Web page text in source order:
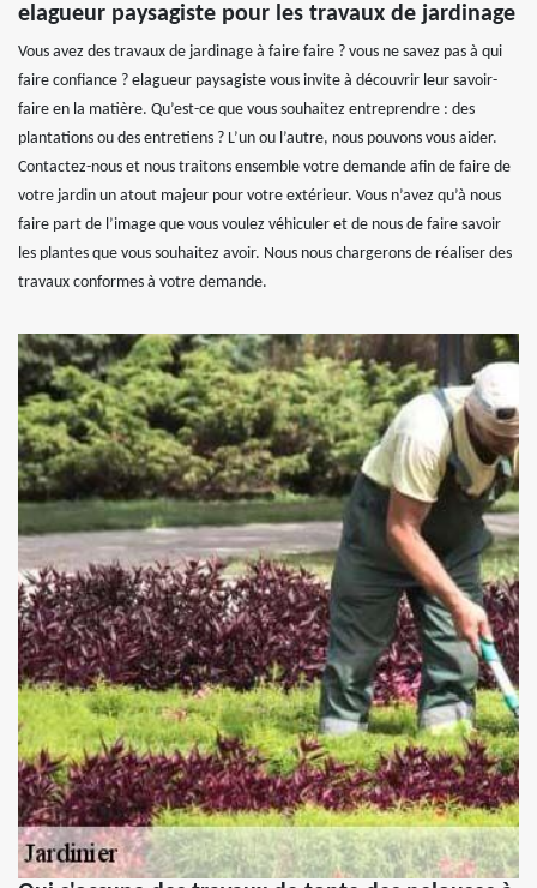
elagueur paysagiste pour les travaux de jardinage
Vous avez des travaux de jardinage à faire faire ? vous ne savez pas à qui
faire confiance ? elagueur paysagiste vous invite à découvrir leur savoir-
faire en la matière. Qu’est-ce que vous souhaitez entreprendre : des
plantations ou des entretiens ? L’un ou l’autre, nous pouvons vous aider.
Contactez-nous et nous traitons ensemble votre demande afin de faire de
votre jardin un atout majeur pour votre extérieur. Vous n’avez qu’à nous
faire part de l’image que vous voulez véhiculer et de nous de faire savoir
les plantes que vous souhaitez avoir. Nous nous chargerons de réaliser des
travaux conformes à votre demande.